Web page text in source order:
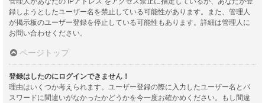
録しようとしたユーザー名を禁止している可能性があります。また、管理人
が掲示板のユーザー登録を停止している可能性もあります。詳細は管理人に
お問い合わせください。
ページトップ
登録はしたのにログインできません！
理由はいくつか考えられます。ユーザー登録の際に入力したユーザー名とパ
スワードに間違いがなかったかどうかを今一度お確かめください。もし間違